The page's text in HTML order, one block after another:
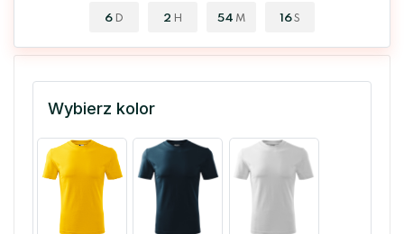
6 D 2 H 54 M 15 S
Wybierz kolor